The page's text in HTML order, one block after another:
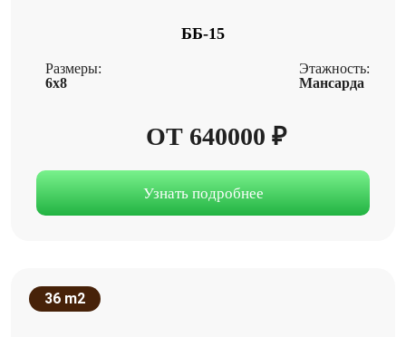
ББ-15
Размеры:
6x8
Этажность:
Мансарда
ОТ 640000 ₽
Узнать подробнее
36 m2